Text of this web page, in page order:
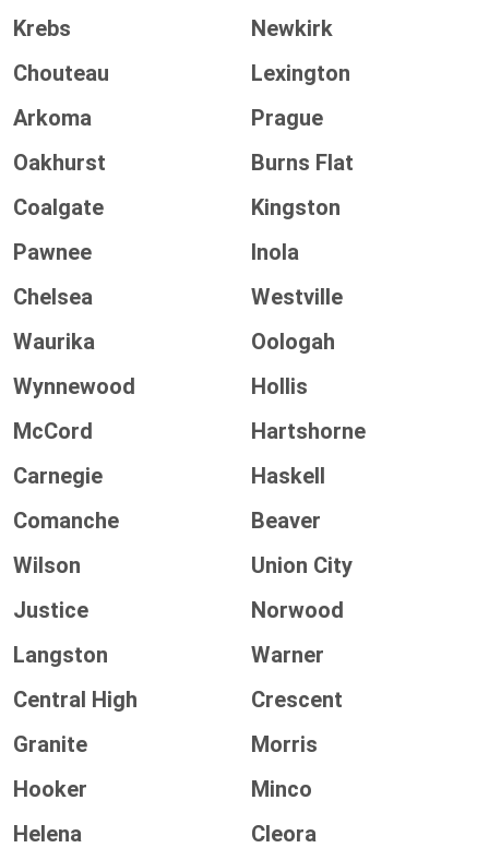
Krebs
Newkirk
Chouteau
Lexington
Arkoma
Prague
Oakhurst
Burns Flat
Coalgate
Kingston
Pawnee
Inola
Chelsea
Westville
Waurika
Oologah
Wynnewood
Hollis
McCord
Hartshorne
Carnegie
Haskell
Comanche
Beaver
Wilson
Union City
Justice
Norwood
Langston
Warner
Central High
Crescent
Granite
Morris
Hooker
Minco
Helena
Cleora